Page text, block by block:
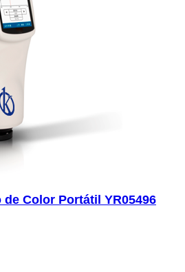
Color Portátil YR05496